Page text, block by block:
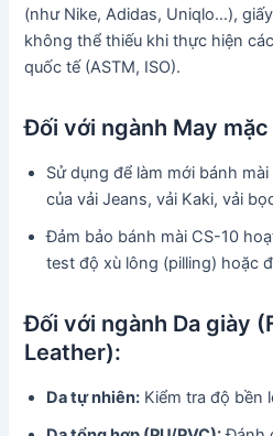
(như Nike, Adidas, Uniqlo…),
không thể thiếu khi thực hiện
quốc tế (ASTM, ISO).
Đối với ngành May
Sử dụng để làm mới bánh
của vải Jeans, vải Kaki, vải
Đảm bảo bánh mài CS-10
test độ xù lông (pilling) hoặc
Đối với ngành Da giày
Leather):
Da tự nhiên: Kiểm tra độ bền